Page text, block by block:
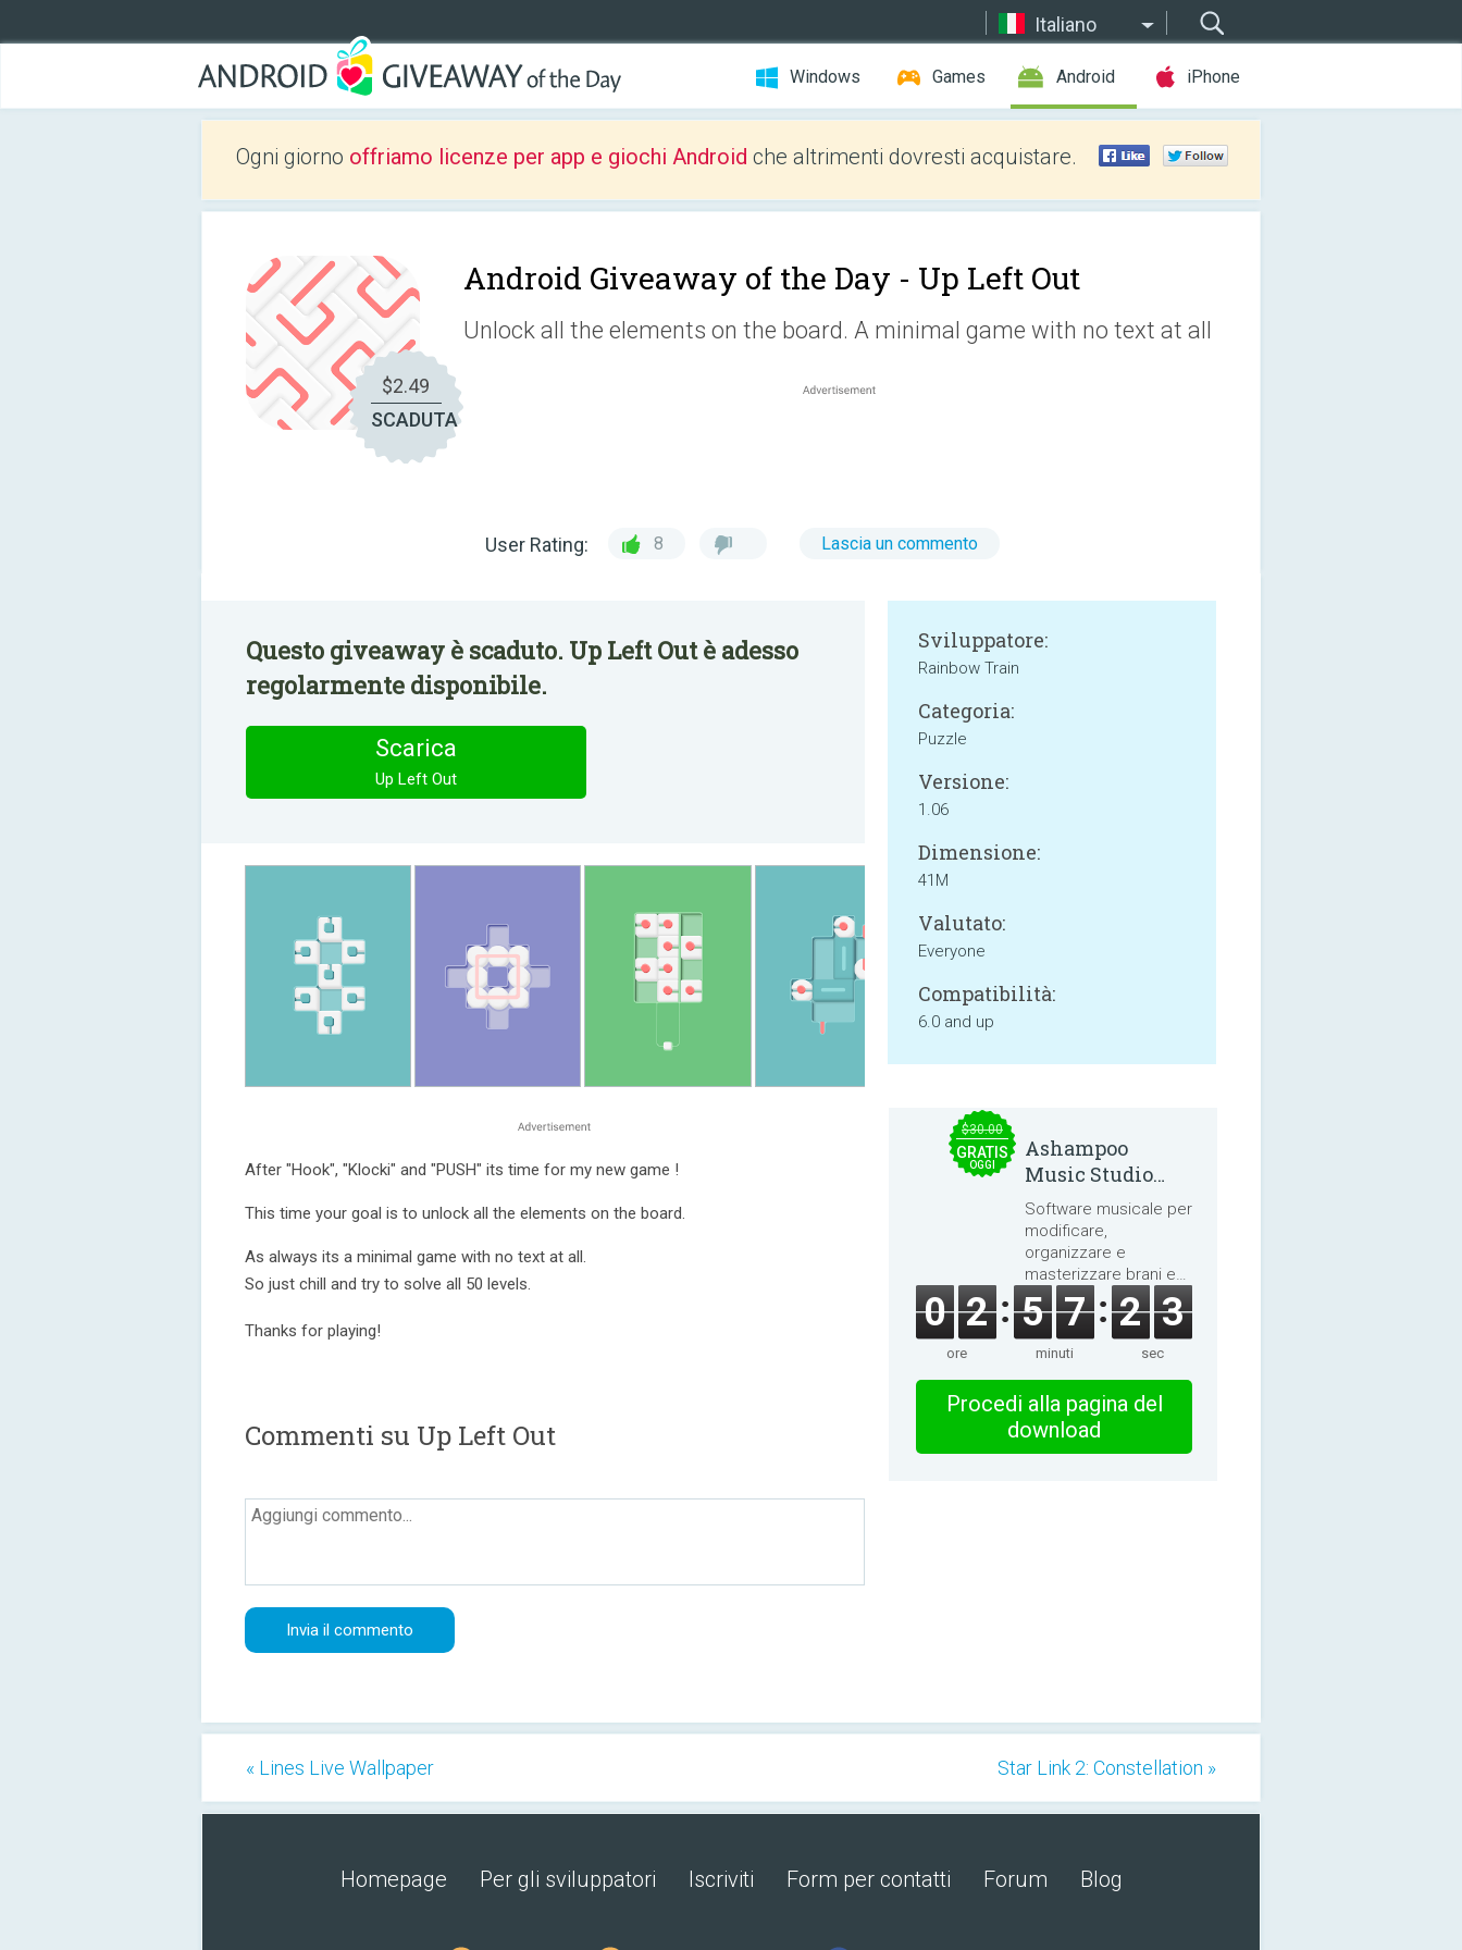
Italiano
Windows Games Android iPhone
Ogni giorno offriamo licenze per app e giochi Android che altrimenti dovresti acquistare.
$2.49
SCADUTA
Android Giveaway of the Day - Up Left Out
Unlock all the elements on the board. A minimal game with no text at all
User Rating: 8 Lascia un commento
Questo giveaway è scaduto. Up Left Out è adesso
regolarmente disponibile.
Scarica
Up Left Out
After "Hook", "Klocki" and "PUSH" its time for my new game !
This time your goal is to unlock all the elements on the board.
As always its a minimal game with no text at all.
So just chill and try to solve all 50 levels.
Thanks for playing!
Sviluppatore:
Rainbow Train
Categoria:
Puzzle
Versione:
1.06
Dimensione:
41M
Valutato:
Everyone
Compatibilità:
6.0 and up
Commenti su Up Left Out
$30.00
GRATIS
OGGI
Ashampoo
Music Studio
2025
Software musicale per
modificare,
organizzare e
masterizzare brani e
audiolibri.
0 2
ore
5 7
minuti
2 3
sec
Procedi alla pagina del
download
« Lines Live Wallpaper Star Link 2: Constellation »
Homepage Per gli sviluppatori Iscriviti Form per contatti Forum Blog